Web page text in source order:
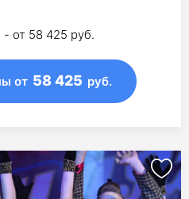
- от 58 425 руб.
от 58 425 руб.